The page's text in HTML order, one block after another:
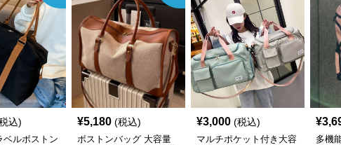
込)
ベルボストン
¥5,180 (税込)
ボストンバッグ 大容量
¥3,000 (税込)
マルチポケット付き大容
¥
多機